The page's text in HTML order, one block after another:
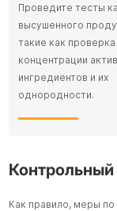
Проведите тесты
высушенного
такие как проверка
концентрации
ингредиентов и их
однородности.
Контрольный
Как правило, меры